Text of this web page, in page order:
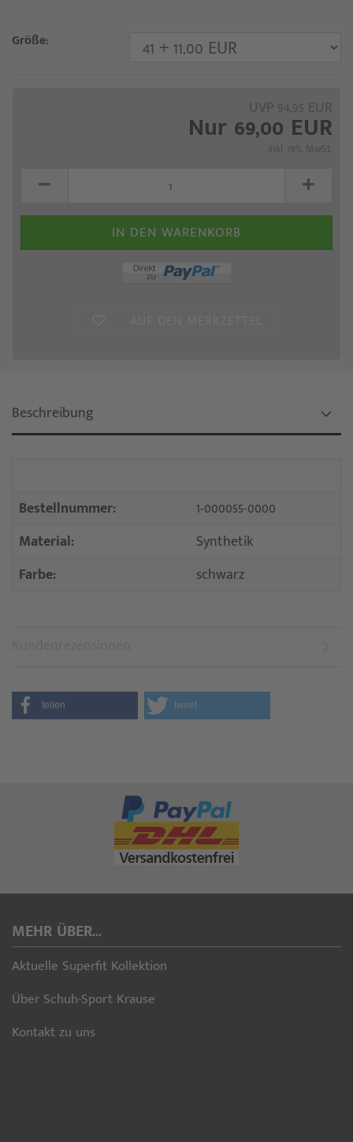
Größe:
UVP 94,95 EUR
Nur 69,00 EUR
inkl. 19% MwSt.
Beschreibung
Bestellnummer:
1-000055-0000
Material:
Synthetik
Farbe:
schwarz
teilen tweet
MEHR ÜBER...
Aktuelle Superfit Kollektion
Über Schuh-Sport Krause
Kontakt zu uns